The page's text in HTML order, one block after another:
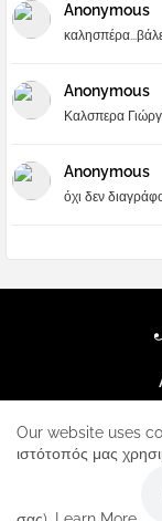
Anonymous
Anonymous
Καλσπερα
Anonymous
όχι δεν
Home
Our website uses
ιστότοπός μας